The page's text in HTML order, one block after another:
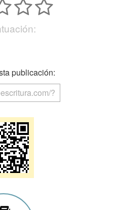
publicación: